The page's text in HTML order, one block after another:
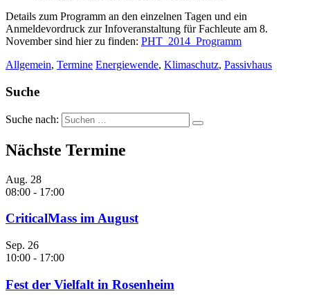
Details zum Programm an den einzelnen Tagen und ein
Anmeldevordruck zur Infoveranstaltung für Fachleute am 8.
November sind hier zu finden: PHT_2014_Programm
Allgemein, Termine Energiewende, Klimaschutz, Passivhaus
Suche
Suche nach:
Nächste Termine
Aug. 28
08:00 - 17:00
CriticalMass im August
Sep. 26
10:00 - 17:00
Fest der Vielfalt in Rosenheim